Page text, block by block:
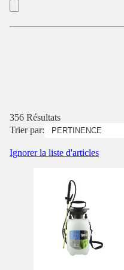
356 Résultats
Trier par:
Ignorer la liste d'articles